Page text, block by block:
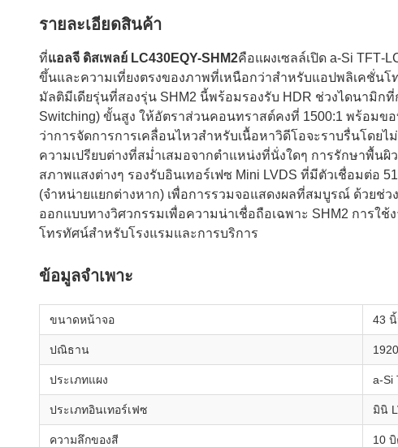
รายละเอียดสินค้า
ที่แอลจี ดิสเพลย์ LC430EQY-SHM2คือแผงเซลล์เปิด a‑Si
ขึ้นและความเที่ยงตรงของภาพที่เหนือกว่าสำหรับแอปพลิเคชั่นโ
มัลติมีเดียรุ่นที่สองรุ่น SHM2 นี้พร้อมรองรับ HDR ช่วงไดนามิก
Switching) ขั้นสูง ให้อัตราส่วนคอนทราสต์คงที่ 1500:1 พร้อมขอ
ว่าการจัดการการเคลื่อนไหวสำหรับเนื้อหาวิดีโอจะราบรื่นโดย
ความเปรียบต่างที่สม่ำเสมอจากตำแหน่งที่นั่งใดๆ การรักษาพื้น
สภาพแสงต่างๆ รองรับอินเทอร์เฟซ Mini LVDS ที่มีตัวเชื่อมต่อ
(จำหน่ายแยกต่างหาก) เพื่อการรวมจอแสดงผลที่สมบูรณ์ ด้วยช่ว
ออกแบบทางวิศวกรรมเพื่อความน่าเชื่อถือเฉพาะ SHM2 การใ
โทรทัศน์สำหรับโรงแรมและการบริการ
ข้อมูลจำเพาะ
ขนาดหน้าจอ 43
ปณิธาน
ประเภทแผง a-Si
ประเภทอินเทอร์เฟซ มินิ
ความลึกของสี 10